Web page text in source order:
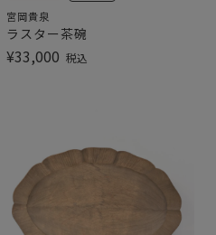
宮岡貴泉
ラスター茶碗
¥33,000 税込